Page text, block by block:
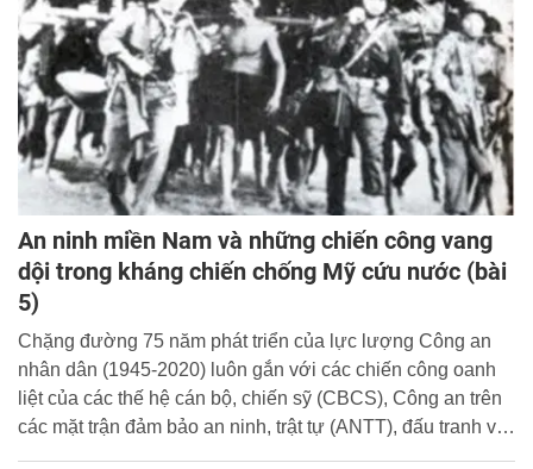
An ninh miền Nam và những chiến công vang
dội trong kháng chiến chống Mỹ cứu nước (bài
5)
Chặng đường 75 năm phát triển của lực lượng Công an
nhân dân (1945-2020) luôn gắn với các chiến công oanh
liệt của các thế hệ cán bộ, chiến sỹ (CBCS), Công an trên
các mặt trận đảm bảo an ninh, trật tự (ANTT), đấu tranh với